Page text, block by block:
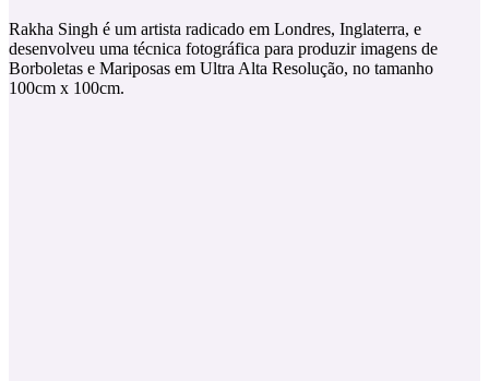
Rakha Singh é um artista radicado em Londres, Inglaterra, e
desenvolveu uma técnica fotográfica para produzir imagens de
Borboletas e Mariposas em Ultra Alta Resolução, no tamanho
100cm x 100cm.